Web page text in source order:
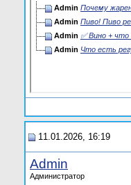
Admin Почему
Admin Пиво! Пиво
Admin ✅ Вино + что
Admin Что есть
11.01.2026, 16:19
Admin
Администратор